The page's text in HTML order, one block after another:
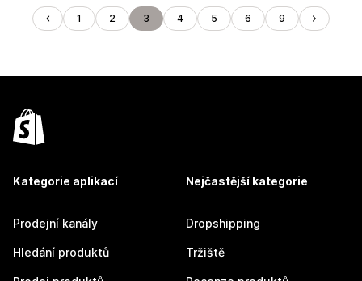
1 2 3 4 5 6 9
Kategorie aplikací
Prodejní kanály
Hledání produktů
Nejčastější kategorie
Dropshipping
Tržiště